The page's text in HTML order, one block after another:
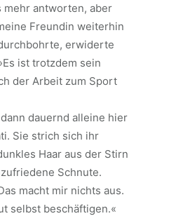
mehr antworten, aber
Freundin weiterhin
erwiderte
ist trotzdem sein
der Arbeit zum Sport
dauernd alleine hier
Sie strich sich ihr
Haar aus der Stirn
Schnute.
macht mir nichts aus.
selbst beschäftigen.«